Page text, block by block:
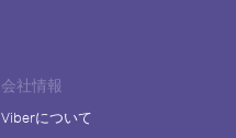
会社情報
Viberについて